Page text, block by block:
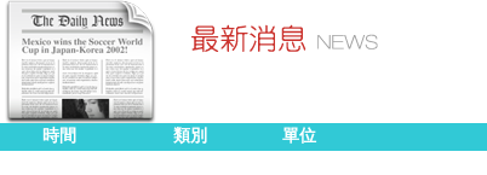
時間 類別 單位